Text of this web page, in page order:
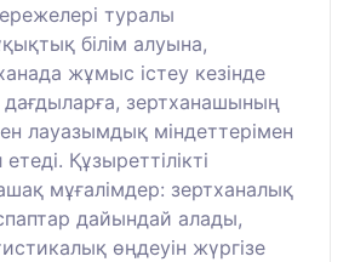
туралы
білім алуына,
жұмыс істеу кезінде
дағдыларға, зертханашының
лауазымдық міндеттерімен
Құзыреттілікті
мұғалімдер: зертханалық
дайындай алады,
өңдеуін жүргізе